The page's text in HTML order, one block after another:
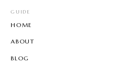
GUIDE
HOME
ABOUT
BLOG